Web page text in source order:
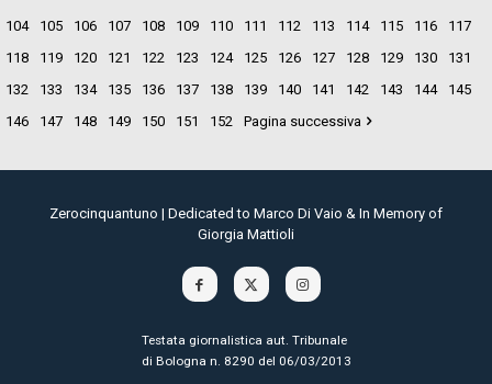
104
105 106 107 108 109 110 111 112 113 114 115 116
117
118
119 120 121 122 123 124 125 126 127 128 129 130
131
132
133 134 135 136 137 138 139 140 141 142 143 144
145
146
147 148 149 150 151 152 Pagina successiva
Zerocinquantuno | Dedicated to Marco Di Vaio & In Memory of
Giorgia Mattioli
Testata giornalistica aut. Tribunale
di Bologna n. 8290 del 06/03/2013